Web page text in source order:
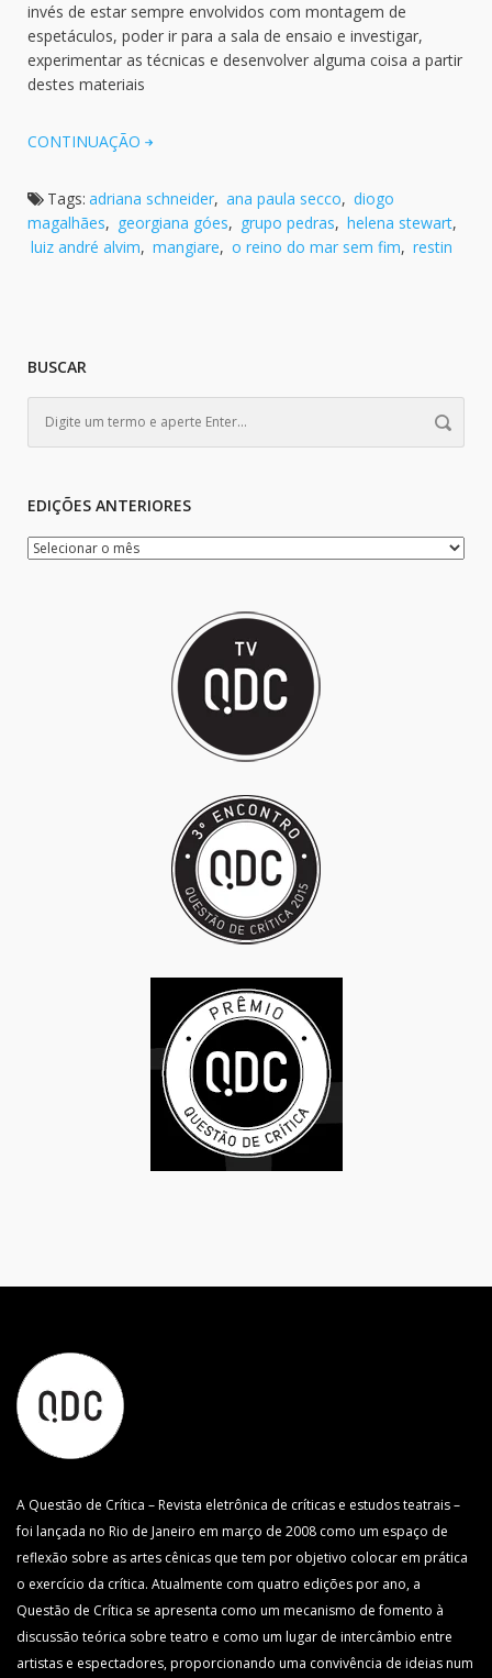
invés de estar sempre envolvidos com montagem de
espetáculos, poder ir para a sala de ensaio e investigar,
experimentar as técnicas e desenvolver alguma coisa a partir
destes materiais
CONTINUAÇÃO
Tags: adriana schneider, ana paula secco, diogo
magalhães, georgiana góes, grupo pedras, helena stewart,
luiz andré alvim, mangiare, o reino do mar sem fim, restin
BUSCAR
EDIÇÕES ANTERIORES
A Questão de Crítica – Revista eletrônica de críticas e estudos teatrais –
foi lançada no Rio de Janeiro em março de 2008 como um espaço de
reflexão sobre as artes cênicas que tem por objetivo colocar em prática
o exercício da crítica. Atualmente com quatro edições por ano, a
Questão de Crítica se apresenta como um mecanismo de fomento à
discussão teórica sobre teatro e como um lugar de intercâmbio entre
artistas e espectadores, proporcionando uma convivência de ideias num